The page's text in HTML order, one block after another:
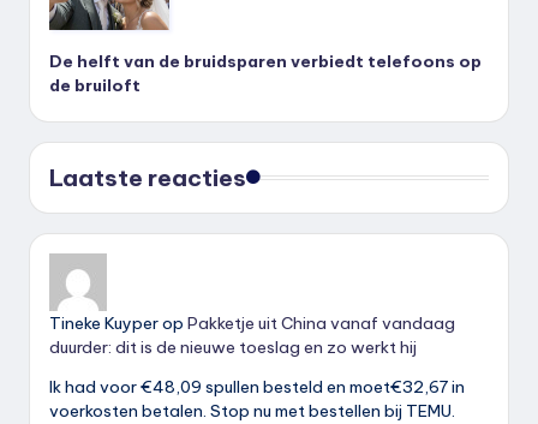
De helft van de bruidsparen verbiedt telefoons op
de bruiloft
Laatste reacties
Tineke Kuyperop Pakketje uit China vanaf vandaag
duurder: dit is de nieuwe toeslag en zo werkt hij
Ik had voor €48,09 spullen besteld en moet€32,67 in
voerkosten betalen. Stop nu met bestellen bij TEMU.